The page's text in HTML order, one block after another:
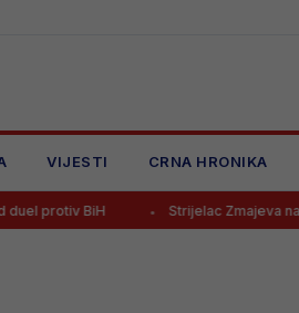
VIJESTI CRNA HRONIKA
Strijelac Zmajeva na Mundijalu seli